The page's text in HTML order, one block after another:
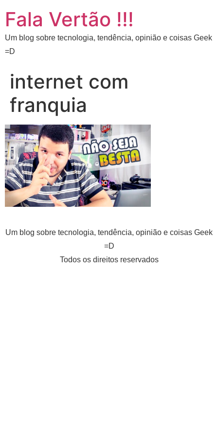
Fala Vertão !!!
Um blog sobre tecnologia, tendência, opinião e coisas Geek
=D
internet com
franquia
Um blog sobre tecnologia, tendência, opinião e coisas Geek
=D
Todos os direitos reservados